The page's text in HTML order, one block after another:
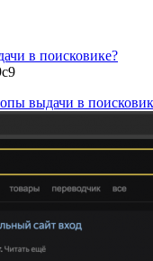
в поисковике?
выдачи в